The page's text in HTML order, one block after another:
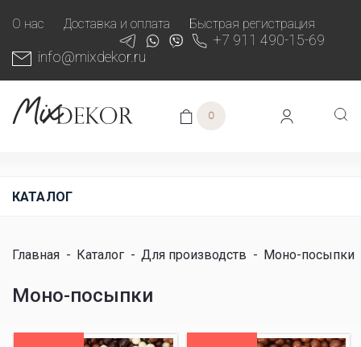
О нас Доставка и оплата Быстрая регистрация
+7 911 490-15-69
info@mixdekor.ru
0
КАТАЛОГ
Главная - Каталог - Для производств - Моно-посыпки
Моно-посыпки